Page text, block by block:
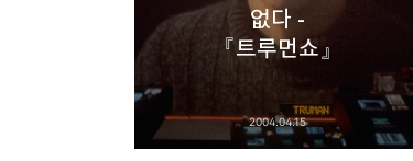
없다 -
『트루먼쇼』
2004.04.15